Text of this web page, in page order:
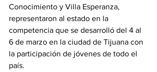
Conocimiento y Villa Esperanza,
representaron al estado en la
competencia que se desarrolló del 4 al
6 de marzo en la ciudad de Tijuana con
la participación de jóvenes de todo el
país.